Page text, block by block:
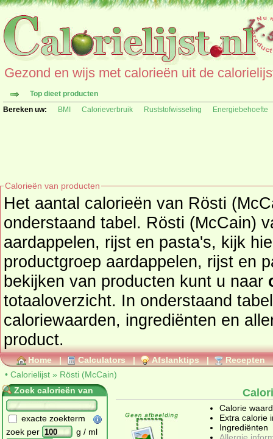
Gezond en wijs met calorieën uit de
Top dieet producten
Bereken uw:
BMI Calorieverbruik Ruststofwisseling Energiebehoefte
Calorieën van producten
Het aantal calorieën van Rösti (McCain) per 100 gr. vind u in
onderstaand tabel. Rösti (McCain) valt onder productgroep
aardappelen, rijst en pasta's, kijk
productgroep aardappelen, rijst en
bekijken van producten kunt u naar
totaaloverzicht. In onderstaand
caloriewaarden, ingrediënten en allergenen informatie van dit
product.
Home | Calculators | Afslanktips | Recepten
• Calorielijst » Rösti (McCain)
Zoek calorieën van
exacte zoekterm
zoek per
g / ml
Calorie
Extra calorie
Ingrediënten